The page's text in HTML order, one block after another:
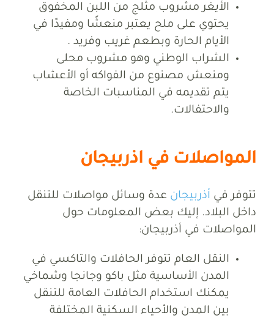
الأيغر مشروب مثلج من اللبن المخفوق
يحتوي على ملح يعتبر منعشًا ومفيدًا في
الأيام الحارة وبطعم غريب وفريد .
الشراب الوطني وهو مشروب محلى
ومنعش مصنوع من الفواكه أو الأعشاب
يتم تقديمه في المناسبات الخاصة
والاحتفالات.
المواصلات في اذربيجان
تتوفر في أذربيجان عدة وسائل مواصلات للتنقل
داخل البلاد. إليك بعض المعلومات حول
المواصلات في أذربيجان:
النقل العام تتوفر الحافلات والتاكسي في
المدن الأساسية مثل باكو وجانجا وشماخي
يمكنك استخدام الحافلات العامة للتنقل
بين المدن والأحياء السكنية المختلفة